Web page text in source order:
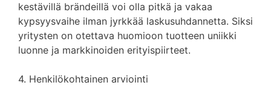
kestävillä brändeillä voi olla pitkä ja vakaa
kypsyysvaihe ilman jyrkkää laskusuhdannetta. Siksi
yritysten on otettava huomioon tuotteen uniikki
luonne ja markkinoiden erityispiirteet.
4. Henkilökohtainen arviointi